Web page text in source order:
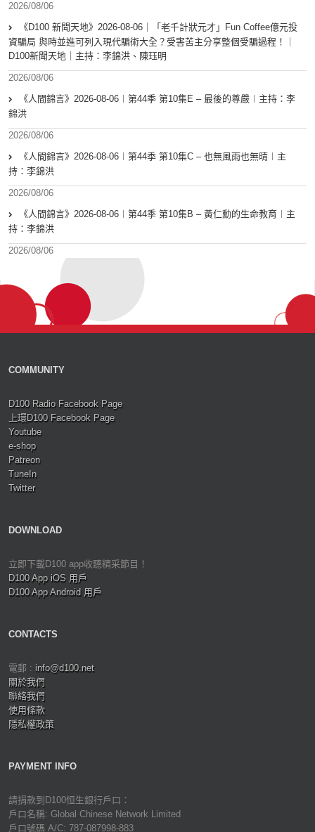
2026/08/06
《D100 新聞天地》2026-08-06｜「老千計狀元才」Fun Coffee億元投
資騙局 與時並進可列入現代騙術大全？受害苦主分享整個受騙過程！｜
D100新聞天地｜主持：李錦洪、陳珏明
2026/08/06
《人間錦言》2026-08-06︱第44季 第10集E – 最後的尊嚴︱主持：李
錦洪
2026/08/06
《人間錦言》2026-08-06︱第44季 第10集C – 也無風雨也無晴︱主
持：李錦洪
2026/08/06
《人間錦言》2026-08-06︱第44季 第10集B – 黃仁勳的生命教育︱主
持：李錦洪
2026/08/06
COMMUNITY
D100 Radio Facebook Page
上環D100 Facebook Page
Youtube
e-shop
Patreon
TuneIn
Twitter
DOWNLOAD
立即下載D100 app收聽精采節目！
D100 App iOS 用戶
D100 App Android 用戶
CONTACTS
電郵 : info@d100.net
關於我們
聯絡我們
使用條款
隱私權政策
PAYMENT INFO
請捐款到D100恒生銀行戶口：
戶口名稱: Global Chinese Network Limited
戶口號碼 A/C: 787-087998-883